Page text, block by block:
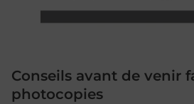
Conseils avant de venir
photocopies